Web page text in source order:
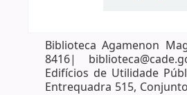
Biblioteca Agamenon
8416|
Edifícios de Utilidade
Entrequadra 515,